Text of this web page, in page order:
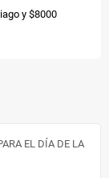
y $8000
EL DÍA DE LA